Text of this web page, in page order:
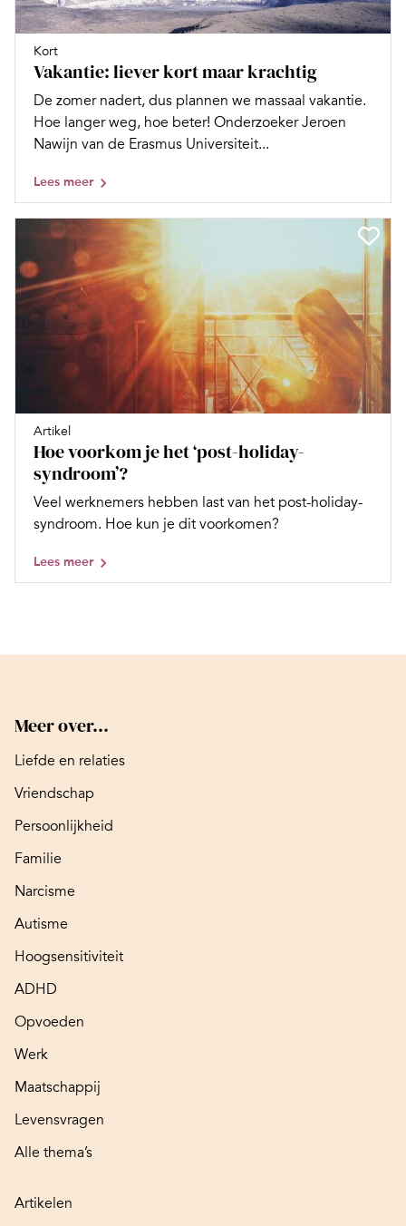
Kort
Vakantie: liever kort maar krachtig
De zomer nadert, dus plannen we massaal vakantie.
Hoe langer weg, hoe beter! Onderzoeker Jeroen
Nawijn van de Erasmus Universiteit...
Lees meer
Artikel
Hoe voorkom je het ‘post-holiday-
syndroom’?
Veel werknemers hebben last van het post-holiday-
syndroom. Hoe kun je dit voorkomen?
Lees meer
Meer over...
Liefde en relaties
Vriendschap
Persoonlijkheid
Familie
Narcisme
Autisme
Hoogsensitiviteit
ADHD
Opvoeden
Werk
Maatschappij
Levensvragen
Alle thema’s
Artikelen